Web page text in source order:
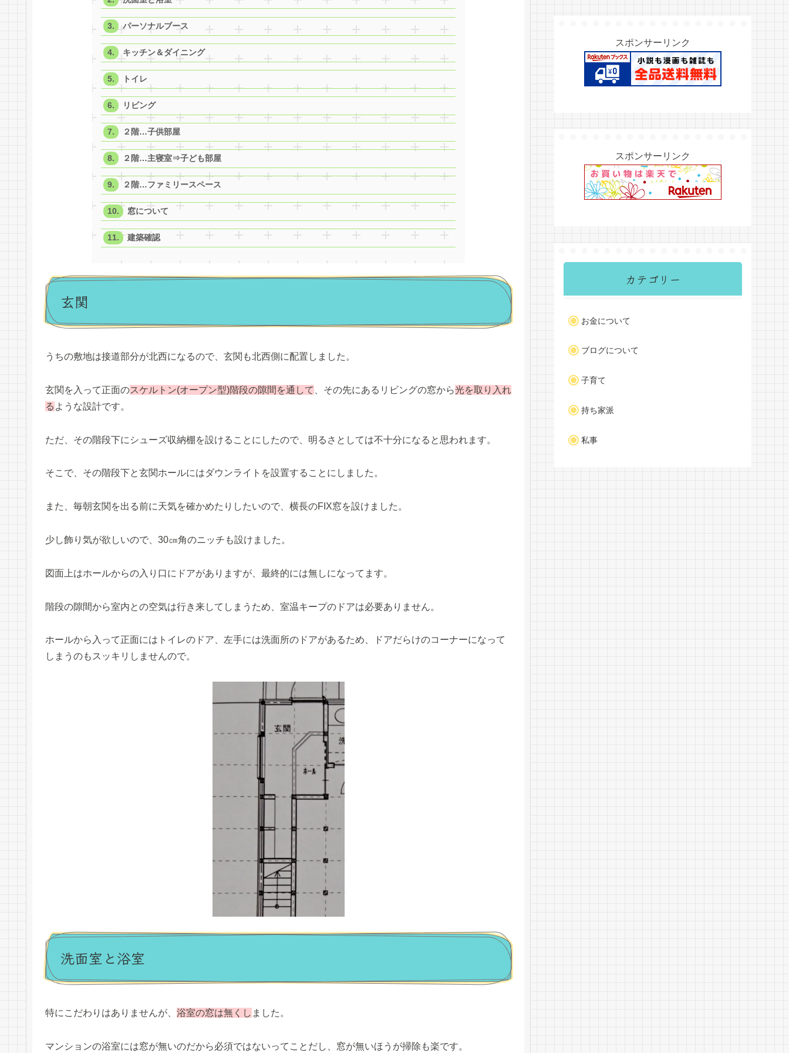
パーソナルブース
キッチン＆ダイニング
トイレ
リビング
２階…子供部屋
２階…主寝室⇒子ども部屋
２階…ファミリースペース
窓について
建築確認
玄関
うちの敷地は接道部分が北西になるので、玄関も北西側に配置しました。
玄関を入って正面のスケルトン(オープン型)階段の隙間を通して 、その先にあるリビングの窓から光を取り入れ
る ような設計です。
ただ、その階段下にシューズ収納棚を設けることにしたので、明るさとしては不十分になると思われます。
そこで、その階段下と玄関ホールにはダウンライトを設置することにしました。
また、毎朝玄関を出る前に天気を確かめたりしたいので、横長のFIX窓を設けました。
少し飾り気が欲しいので、30㎝角のニッチも設けました。
図面上はホールからの入り口にドアがありますが、最終的には無しになってます。
階段の隙間から室内との空気は行き来してしまうため、室温キープのドアは必要ありません。
ホールから入って正面にはトイレのドア、左手には洗面所のドアがあるため、ドアだらけのコーナーになって
しまうのもスッキリしませんので。
洗面室と浴室
特にこだわりはありませんが、 浴室の窓は無くし ました。
マンションの浴室には窓が無いのだから必須ではないってことだし、窓が無いほうが掃除も楽です。
スポンサーリンク
スポンサーリンク
カテゴリー
お金について
ブログについて
子育て
持ち家派
私事